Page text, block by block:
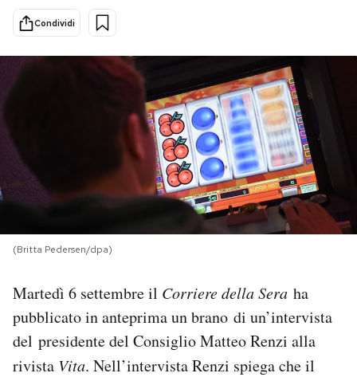
Cultura
Economia
NEWSLETTER
I MIEI PREFERITI
SHOP
CALENDARIO
Condividi
(Britta Pedersen/dpa)
Martedì 6 settembre il Corriere della Sera ha
pubblicato in anteprima un brano di un’intervista
del presidente del Consiglio Matteo Renzi alla
rivista Vita. Nell’intervista Renzi spiega che il